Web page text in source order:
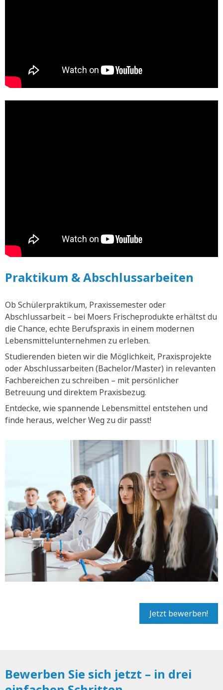
Praktikum & Abschlussarbeiten
Ob Schülerpraktikum, Praxissemester oder
Abschlussarbeit – bei Moers Frischeprodukte erhältst du
die Chance, echte Berufspraxis in einem modernen
Lebensmittelunternehmen zu erleben.
Studierenden bieten wir die Möglichkeit, Praxisprojekte
oder Abschlussarbeiten (Bachelor/Master) in relevanten
Fachbereichen zu schreiben – mit persönlicher
Betreuung und direktem Praxisbezug.
Entdecke, wie spannende Lebensmittel entstehen und
finde heraus, welcher Weg zu dir passt!
Jetzt bewerben!
Bewerben Sie sich jetzt – in drei